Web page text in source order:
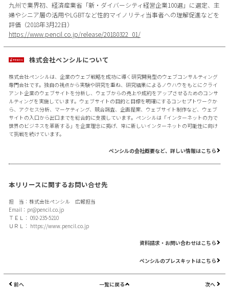
九州で業界初、経済産業省「新・ダイバーシティ経営企業100選」に選定、主
婦やシニア層の活用やLGBTなど性的マイノリティ当事者への理解促進などを
評価（2018年3月22日）
https://www.pencil.co.jp/release/20180322_01/
株式会社ペンシルについて
株式会社ペンシルは、企業のウェブ戦略を成功に導く研究開発型のウェブコンサルティング
専門会社です。独自の視点から実験や研究を重ね、研究結果によるノウハウをもとにクライ
アント企業のウェブサイトを分析し、ウェブからの売上や成約をアップさせるためのコンサ
ルティングを実施しています。ウェブサイトの目的と目標を明確にするコンセプトワークか
ら、アクセス分析、マーケティング、競合調査、企画提案、ウェブサイト制作など、ウェブ
サイトの入口から出口までを総合的に支援しています。ペンシルは「インターネットの力で
世界のビジネスを革新する」を企業理念に掲げ、常に新しいインターネットの可能性に向け
て挑戦を続けています。
ペンシルの会社概要など、詳しい情報はこちら
本リリースに関するお問い合せ先
担 当：株式会社ペンシル 広報担当
Email： pr@pencil.co.jp
ＴＥＬ： 092-235-5210
ＵＲＬ： https://www.pencil.co.jp
資料請求・お問い合わせはこちら
ペンシルのプレスキットはこちら
前へ 一覧に戻る 次へ